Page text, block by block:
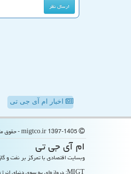
اخبار ام آی جی تی
ام آی جی تی
وبسایت اقتصادی با تمرکز بر نفت و